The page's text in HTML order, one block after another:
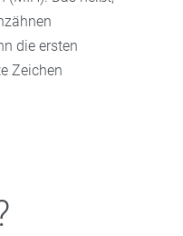
die ersten
Zeichen